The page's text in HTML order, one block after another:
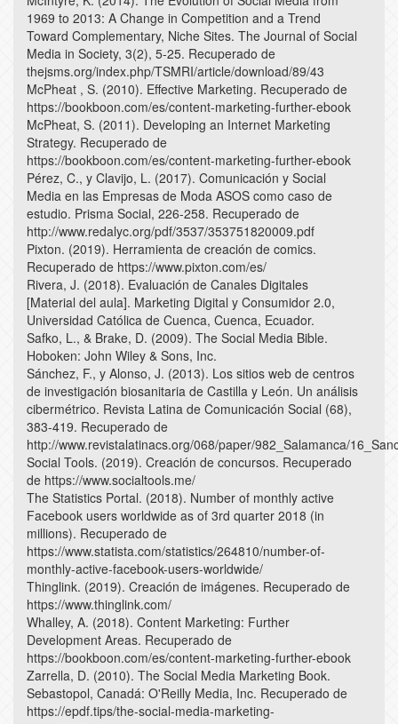
1969 to 2013: A Change in Competition and a Trend
Toward Complementary, Niche Sites. The Journal of Social
Media in Society, 3(2), 5-25. Recuperado de
thejsms.org/index.php/TSMRI/article/download/89/43
McPheat , S. (2010). Effective Marketing. Recuperado de
https://bookboon.com/es/content-marketing-further-ebook
McPheat, S. (2011). Developing an Internet Marketing
Strategy. Recuperado de
https://bookboon.com/es/content-marketing-further-ebook
Pérez, C., y Clavijo, L. (2017). Comunicación y Social
Media en las Empresas de Moda ASOS como caso de
estudio. Prisma Social, 226-258. Recuperado de
http://www.redalyc.org/pdf/3537/353751820009.pdf
Pixton. (2019). Herramienta de creación de comics.
Recuperado de https://www.pixton.com/es/
Rivera, J. (2018). Evaluación de Canales Digitales
[Material del aula]. Marketing Digital y Consumidor 2.0,
Universidad Católica de Cuenca, Cuenca, Ecuador.
Safko, L., & Brake, D. (2009). The Social Media Bible.
Hoboken: John Wiley & Sons, Inc.
Sánchez, F., y Alonso, J. (2013). Los sitios web de centros
de investigación biosanitaria de Castilla y León. Un análisis
cibermétrico. Revista Latina de Comunicación Social (68),
383-419. Recuperado de
http://www.revistalatinacs.org/068/paper/982_Salamanca/
Social Tools. (2019). Creación de concursos. Recuperado
de https://www.socialtools.me/
The Statistics Portal. (2018). Number of monthly active
Facebook users worldwide as of 3rd quarter 2018 (in
millions). Recuperado de
https://www.statista.com/statistics/264810/number-of-
monthly-active-facebook-users-worldwide/
Thinglink. (2019). Creación de imágenes. Recuperado de
https://www.thinglink.com/
Whalley, A. (2018). Content Marketing: Further
Development Areas. Recuperado de
https://bookboon.com/es/content-marketing-further-ebook
Zarrella, D. (2010). The Social Media Marketing Book.
Sebastopol, Canadá: O'Reilly Media, Inc. Recuperado de
https://epdf.tips/the-social-media-marketing-